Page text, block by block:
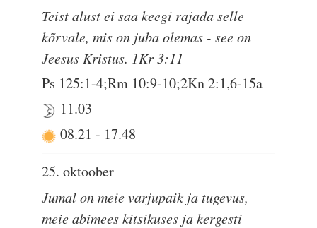
Teist alust ei saa keegi rajada selle
kõrvale, mis on juba olemas - see on
Jeesus Kristus. 1Kr 3:11
Ps 125:1-4;Rm 10:9-10;2Kn 2:1,6-15a
11.03
08.21- 17.48
25. oktoober
Jumal on meie varjupaik ja tugevus,
meie abimees kitsikuses ja kergesti